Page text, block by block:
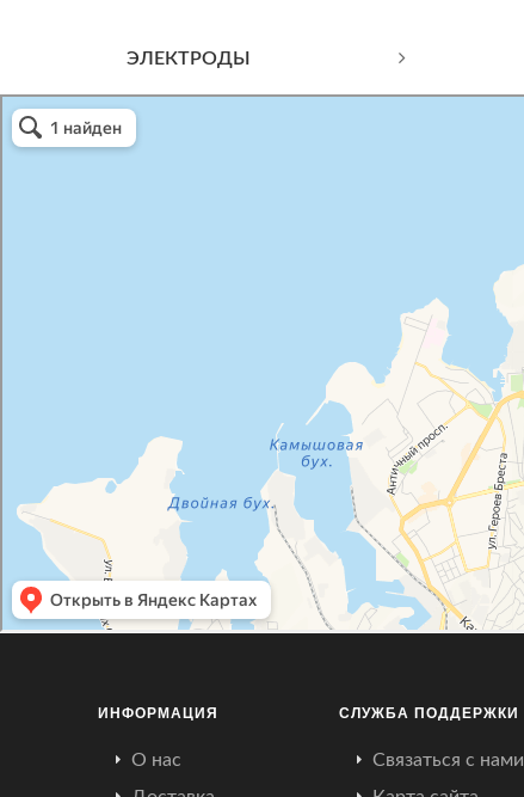
ЭЛЕКТРОДЫ
Атриум-Крым
Системы водоснабжения, отопления, канализации в Севастополе
Снабжение строительных объектов в Севастополе
ИНФОРМАЦИЯ
О нас
СЛУЖБА ПОДДЕРЖКИ
Связаться с нами